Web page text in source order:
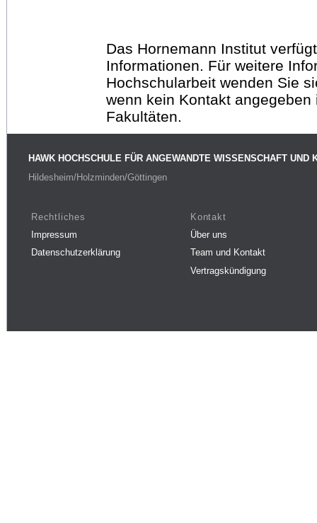
Das Hornemann Institut
Informationen. Für weitere
Hochschularbeit wenden Sie
wenn kein Kontakt
Fakultäten.
HAWK HOCHSCHULE FÜR ANGEWANDTE WISSENSCHAFT UND
Hildesheim/Holzminden/Göttingen
Rechtliches
Impressum
Datenschutzerklärung
Kontakt
Über uns
Team und Kontakt
Vertragskündigung